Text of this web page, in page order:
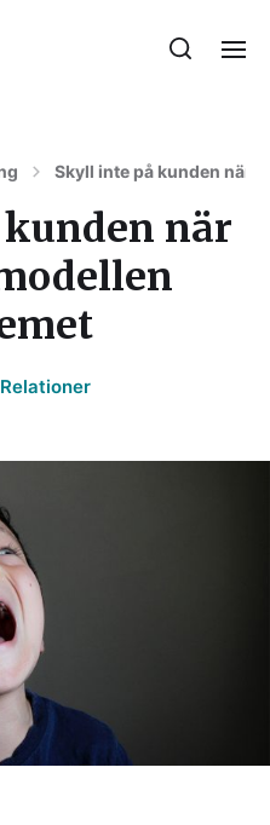
Skyll inte på kunden när
när
Relationer